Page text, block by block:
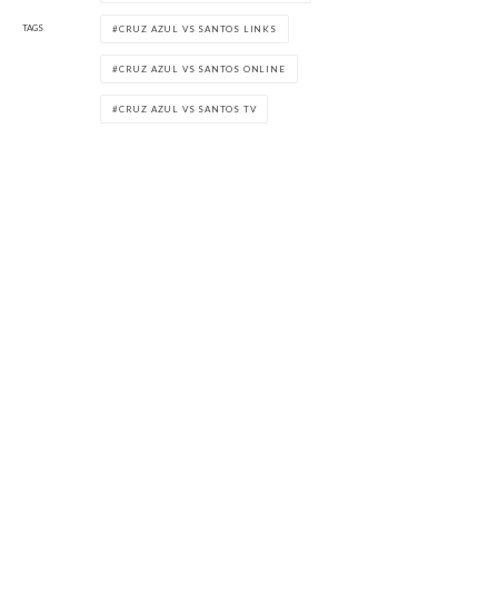
TAGS CRUZ AZUL VS SANTOS LINKS
CRUZ AZUL VS SANTOS ONLINE
CRUZ AZUL VS SANTOS TV